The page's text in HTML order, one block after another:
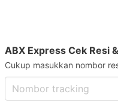
ABX Express Cek Resi
Cukup masukkan nombor